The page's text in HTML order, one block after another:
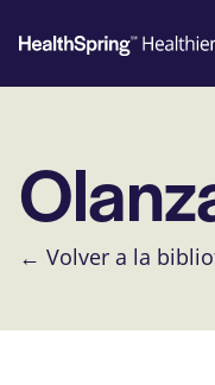
← Volver a la